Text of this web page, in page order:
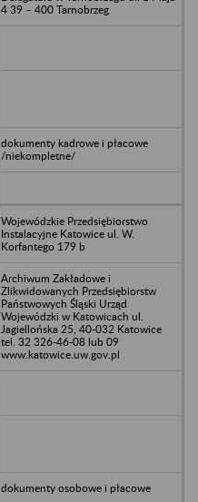
4 39 – 400 Tarnobrzeg
dokumenty kadrowe i płacowe
/niekompletne/
Wojewódzkie Przedsiębiorstwo
Instalacyjne Katowice ul. W.
Korfantego 179 b
Archiwum Zakładowe i
Zlikwidowanych Przedsiębiorstw
Państwowych Śląski Urząd
Wojewódzki w Katowicach ul.
Jagiellońska 25, 40-032 Katowice
tel. 32 326-46-08 lub 09
www.katowice.uw.gov.pl
dokumenty osobowe i płacowe